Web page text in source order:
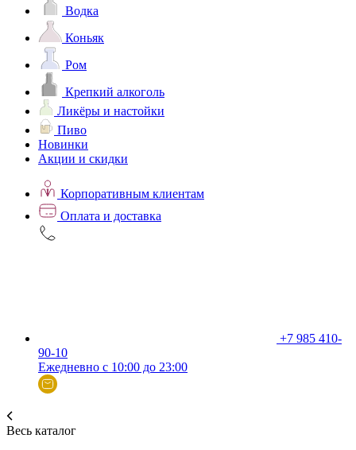
Водка
Коньяк
Ром
Крепкий алкоголь
Ликёры и настойки
Пиво
Новинки
Акции и скидки
Корпоративным клиентам
Оплата и доставка
+7 985 410-
90-10
Ежедневно с 10:00 до 23:00
Весь каталог